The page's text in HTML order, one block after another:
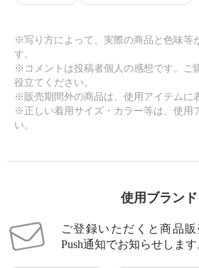
※写り方によって、実際の商品と色味等
す。
※コメントは投稿者個人の感想です。ご
役立てください。
※販売期間外の商品は、使用アイテムに
※正しい着用サイズ・カラー等は、使用
い。
使用ブランド
ご登録いただくと商品
Push通知でお知らせします